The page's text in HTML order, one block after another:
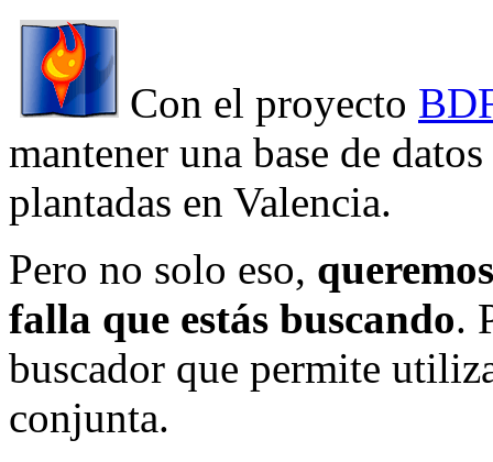
Con el proyecto
mantener una base de
plantadas en Valencia.
Pero no solo eso,
falla que estás buscando.
buscador que permite
conjunta.